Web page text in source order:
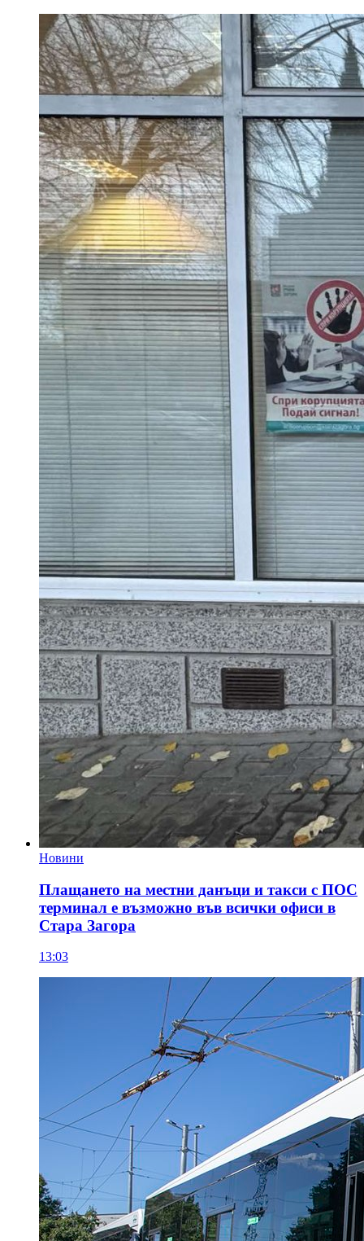
Новини
Плащането на местни данъци и такси с ПОС
терминал е възможно във всички офиси в
Стара Загора
13:03